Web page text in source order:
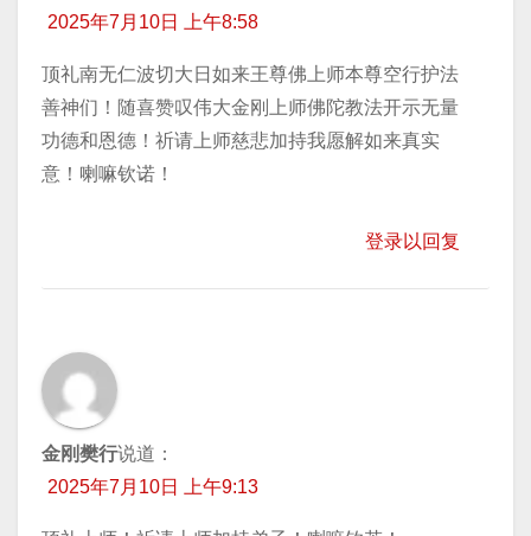
2025年7月10日 上午8:58
顶礼南无仁波切大日如来王尊佛上师本尊空行护法
善神们！随喜赞叹伟大金刚上师佛陀教法开示无量
功德和恩德！祈请上师慈悲加持我愿解如来真实
意！喇嘛钦诺！
登录以回复
金刚樊行说道：
2025年7月10日 上午9:13